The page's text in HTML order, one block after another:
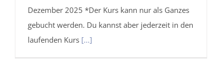
Dezember 2025 *Der Kurs kann nur als Ganzes
gebucht werden. Du kannst aber jederzeit in den
laufenden Kurs [...]